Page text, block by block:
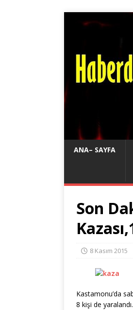
ANA– SAYFA
Son
8 Kasım 2015
Kastamonu’da
8 kişi de yaralandı.